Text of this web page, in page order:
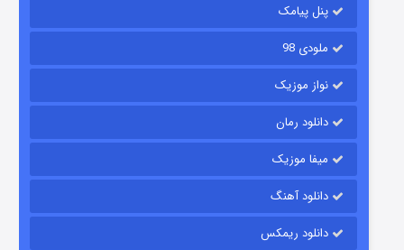
قسمت
پنل پیامک
ملودی 98
نواز موزیک
دانلود رمان
میفا موزیک
دانلود آهنگ
دانلود ریمکس